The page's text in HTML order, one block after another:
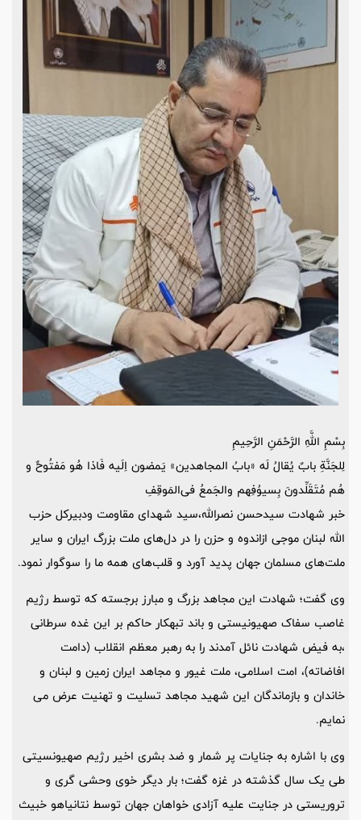
بِسْمِ اللَّهِ الرَّحْمَنِ الرَّحِيمِ
لِلجَنَّةِ بابٌ یُقالُ لَه «بابُ المجاهدین» یَمضون اِلَیه فَاذا هُو مَفتُوحٌ و
هُم مُتَقَلِّدونَ بِسیوُفِهم والجَمعُ فی‌المَوقِفِ
خبر شهادت سیدحسن نصرالله،سید شهدای مقاومت ودبیرکل حزب
الله لبنان موجی ازاندوه و حزن را در دل‌های ملت بزرگ ایران و سایر
ملت‌های مسلمان جهان پدید آورد و قلب‌های همه ما را سوگوار نمود.
وی گفت؛ شهادت این مجاهد بزرگ و مبارز برجسته که توسط رژیم
غاصب سفاک صهیونیستی و باند تبهکار حاکم بر این غده سرطانی
،به فیض شهادت نائل آمدند را به رهبر معظم انقلاب (دامت
افاضاته)، امت اسلامی، ملت غیور و مجاهد ایران زمین و لبنان و
خاندان و بازماندگان این شهید مجاهد تسلیت و تهنیت‌ عرض می
نمایم.
وی با اشاره به جنایات پر شمار و ضد بشری اخیر رژیم صهیونسیتی
طی یک سال گذشته در غزه گفت؛ بار دیگر خوی وحشی گری و
تروریستی در جنایت علیه آزادی خواهان جهان توسط نتانیاهو خبیث